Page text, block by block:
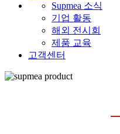
Supmea 소식
기업 활동
해외 전시회
제품 교육
고객센터